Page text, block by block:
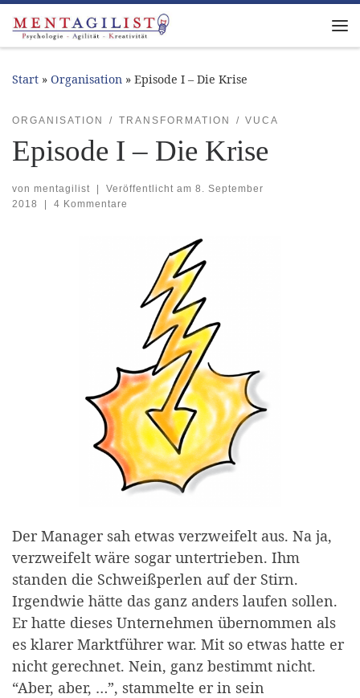
Zum Inhalt springen
Start » Organisation » Episode I – Die Krise
ORGANISATION TRANSFORMATION VUCA
Episode I – Die Krise
von mentagilist Veröffentlicht am 8. September
2018
4 Kommentare
Der Manager sah etwas verzweifelt aus. Na ja,
verzweifelt wäre sogar untertrieben. Ihm
standen die Schweißperlen auf der Stirn.
Irgendwie hätte das ganz anders laufen sollen.
Er hatte dieses Unternehmen übernommen als
es klarer Marktführer war. Mit so etwas hatte er
nicht gerechnet. Nein, ganz bestimmt nicht.
“Aber, aber, …”, stammelte er in sein